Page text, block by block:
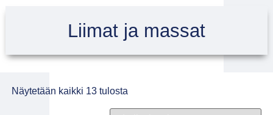
Liimat ja massat
Näytetään kaikki 13 tulosta